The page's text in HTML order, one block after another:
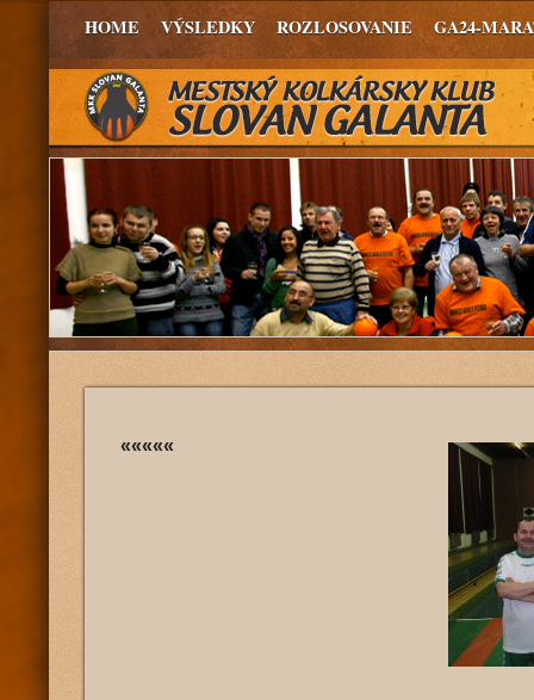
HOME VÝSLEDKY ROZLOSOVANIE GA24-
«««««